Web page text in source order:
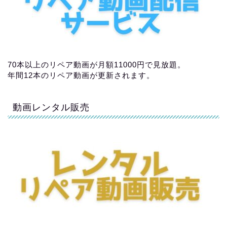
70本以上のリペア動画が月額11000円で見放題。
年間12本のリペア動画が更新されます。
動画レンタル販売